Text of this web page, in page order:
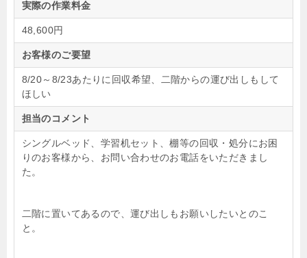
実際の作業料金
48,600円
お客様のご要望
8/20～8/23あたりに回収希望、二階からの運び出しもして
ほしい
担当のコメント
シングルベッド、学習机セット、棚等の回収・処分にお困
りのお客様から、お問い合わせのお電話をいただきまし
た。
二階に置いてあるので、運び出しもお願いしたいとのこ
と。